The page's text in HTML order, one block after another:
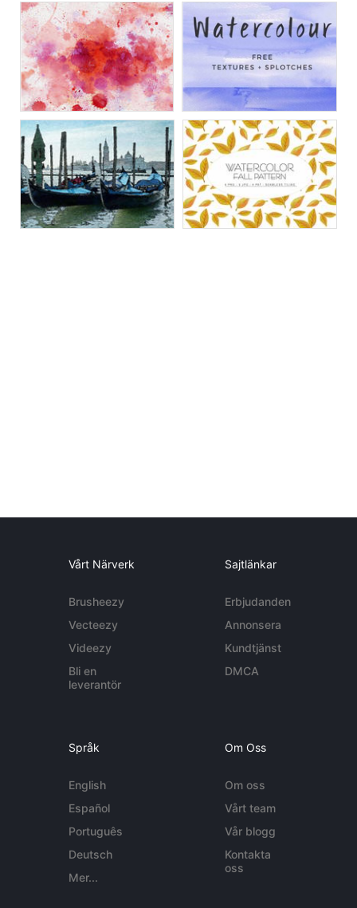
Vårt Närverk
Brusheezy
Vecteezy
Videezy
Bli en
leverantör
Sajtlänkar
Erbjudanden
Annonsera
Kundtjänst
DMCA
Språk
English
Español
Português
Deutsch
Mer...
Om Oss
Om oss
Vårt team
Vår blogg
Kontakta
oss